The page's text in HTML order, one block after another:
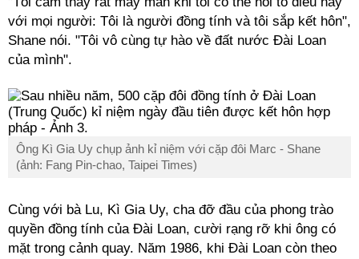
với mọi người: Tôi là người đồng tính và tôi sắp kết hôn",
Shane nói. "Tôi vô cùng tự hào về đất nước Đài Loan
của mình".
Ông Kì Gia Uy chụp ảnh kỉ niệm với cặp đôi Marc - Shane
(ảnh: Fang Pin-chao, Taipei Times)
Cùng với bà Lu, Kì Gia Uy, cha đỡ đầu của phong trào
quyền đồng tính của Đài Loan, cười rạng rỡ khi ông có
mặt trong cảnh quay. Năm 1986, khi Đài Loan còn theo